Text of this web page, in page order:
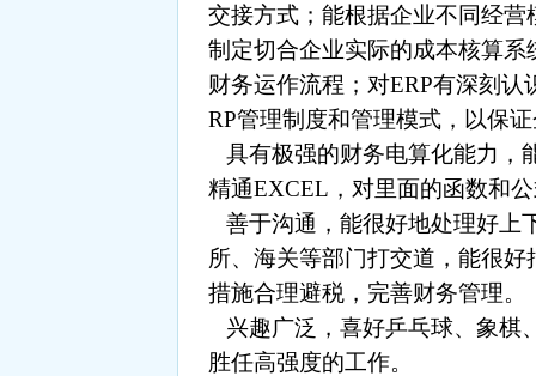
交接方式；能根据企业不同经
制定切合企业实际的成本核算
财务运作流程；对ERP有深刻
RP管理制度和管理模式，以保
具有极强的财务电算化能力，
精通EXCEL，对里面的函数和
善于沟通，能很好地处理好上
所、海关等部门打交道，能很
措施合理避税，完善财务管理。
兴趣广泛，喜好乒乓球、象棋
胜任高强度的工作。